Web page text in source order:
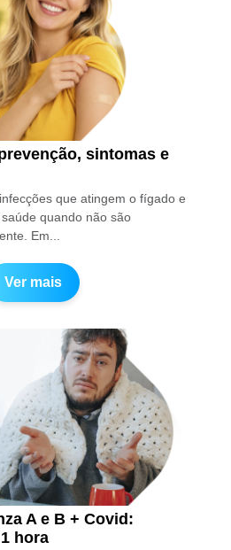
sintomas e
que atingem o fígado e
quando não são
Em...
Ver mais
A e B + Covid:
hora